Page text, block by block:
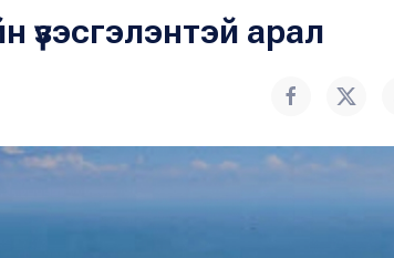
үзэсгэлэнтэй арал